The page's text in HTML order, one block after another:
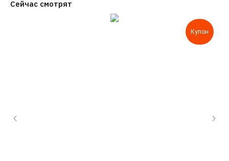
Сейчас смотрят
Купон